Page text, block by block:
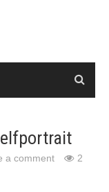
a comment 2